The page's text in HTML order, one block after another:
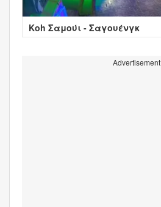
Κοh Σαμούι - Σαγουένγκ
Advertisement